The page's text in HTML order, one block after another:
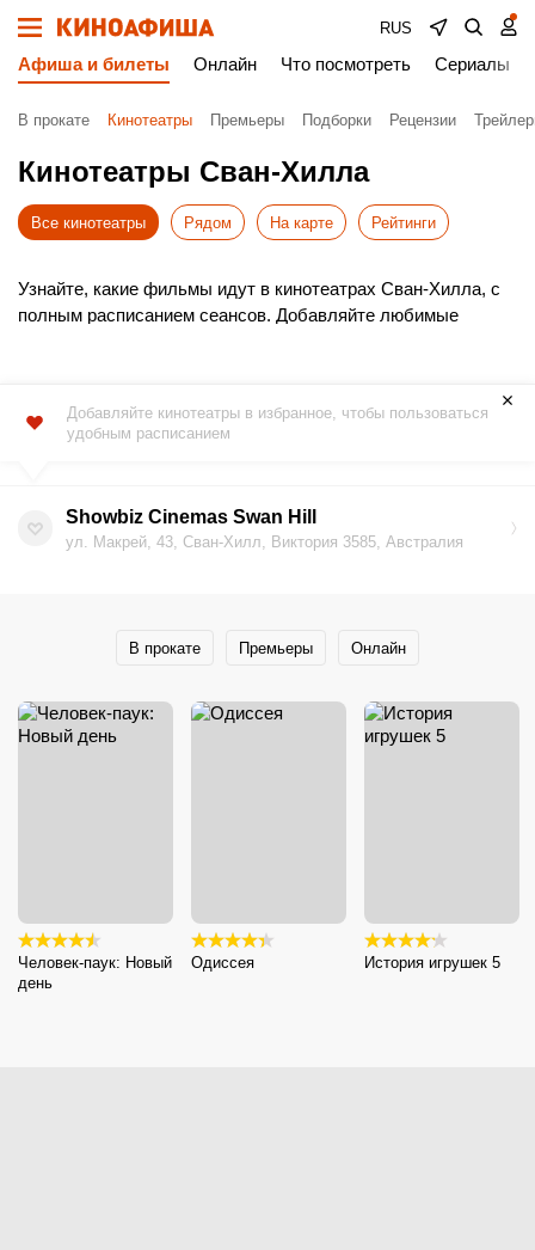
RUS
Афиша и билеты Онлайн Что посмотреть Сериалы
В прокате Кинотеатры Премьеры Подборки Рецензии
Кинотеатры Сван-Хилла
Все кинотеатры Рядом На карте Рейтинги
Узнайте, какие фильмы идут в кинотеатрах Сван-Хилла, с
полным расписанием сеансов. Добавляйте любимые
безопасно!
Не пропустите премьеры – бронируйте места заранее.
Добавляйте кинотеатры в избранное, чтобы пользоваться
удобным расписанием
Showbiz Cinemas Swan Hill
ул. Макрей, 43, Сван-Хилл, Виктория 3585, Австралия
В прокате Премьеры Онлайн
Человек-паук: Новый
день
Одиссея История игрушек 5